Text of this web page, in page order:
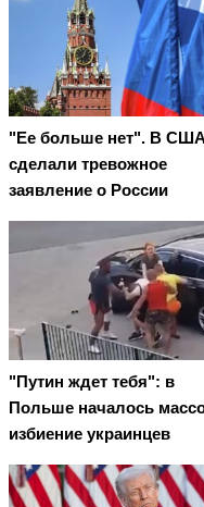
"Ее больше нет". В США
сделали тревожное
заявление о России
"Путин ждет тебя": в
Польше началось
избиение украинцев